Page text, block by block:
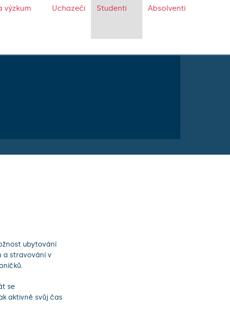
výzkum Uchazeči Studenti Absolventi
ubytování
a stravování v
se
aktivně svůj čas